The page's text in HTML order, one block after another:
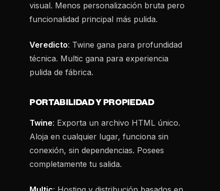
visual. Menos personalización bruta pero
funcionalidad principal más pulida.
Veredicto: Twine gana para profundidad
técnica. Multic gana para experiencia
pulida de fábrica.
PORTABILIDAD Y PROPIEDAD
Twine: Exporta un archivo HTML único.
Aloja en cualquier lugar, funciona sin
conexión, sin dependencias. Posees
completamente tu salida.